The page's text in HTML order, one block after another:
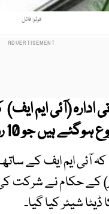
فوٹو: فائل
روز تک جاری رہیں گے۔
کہ آئی ایم ایف کے
آر) کے حکام نے شرکت
شیئر کیا گیا۔